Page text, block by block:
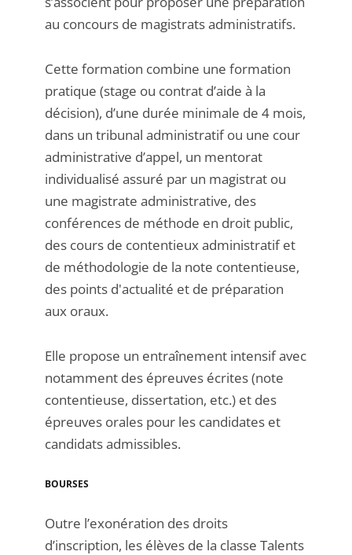
au concours de magistrats administratifs.
Cette formation combine une formation
pratique (stage ou contrat d’aide à la
décision), d’une durée minimale de 4 mois,
dans un tribunal administratif ou une cour
administrative d’appel, un mentorat
individualisé assuré par un magistrat ou
une magistrate administrative, des
conférences de méthode en droit public,
des cours de contentieux administratif et
de méthodologie de la note contentieuse,
des points d'actualité et de préparation
aux oraux.
Elle propose un entraînement intensif avec
notamment des épreuves écrites (note
contentieuse, dissertation, etc.) et des
épreuves orales pour les candidates et
candidats admissibles.
BOURSES
Outre l’exonération des droits
d’inscription, les élèves de la classe Talents